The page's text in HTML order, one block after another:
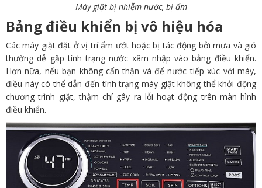
Máy giặt bị nhiễm nước, bị ẩm
Bảng điều khiển bị vô hiệu hóa
Các máy giặt đặt ở vị trí ẩm ướt hoặc bị tác động bởi mưa và gió
thường dễ gặp tình trạng nước xâm nhập vào bảng điều khiển.
Hơn nữa, nếu bạn không cẩn thận và để nước tiếp xúc với máy,
điều này có thể dẫn đến tình trạng máy giặt không thể khởi động
chương trình giặt, thậm chí gây ra lỗi hoạt động trên màn hình
điều khiển.